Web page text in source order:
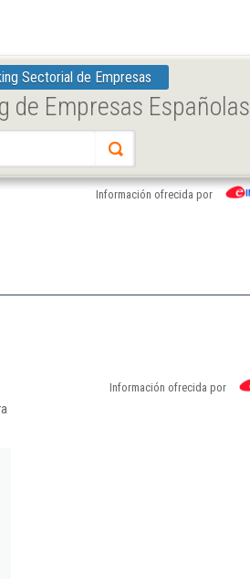
Sectorial de Empresas
de Empresas Españolas
Información ofrecida por
Información ofrecida por